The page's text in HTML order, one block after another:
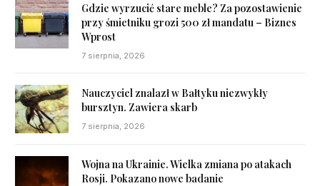
Gdzie wyrzucić stare meble? Za pozostawienie
przy śmietniku grozi 500 zł mandatu – Biznes
Wprost
7 sierpnia, 2026
Nauczyciel znalazł w Bałtyku niezwykły
bursztyn. Zawiera skarb
7 sierpnia, 2026
Wojna na Ukrainie. Wielka zmiana po atakach
Rosji. Pokazano nowe badanie